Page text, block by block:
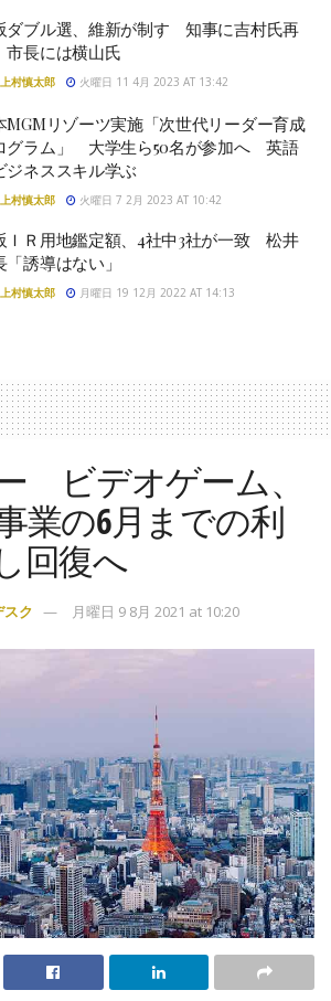
ダブル選、維新が制す 知事に吉村氏再
市長には横山氏
上村慎太郎 火曜日 11 4月 2023 AT 13:42
MGMリゾーツ実施「次世代リーダー育成
グラム」 大学生ら50名が参加へ 英語
ジネススキル学ぶ
上村慎太郎 火曜日 7 2月 2023 AT 10:42
ＩＲ用地鑑定額、4社中3社が一致 松井
「誘導はない」
上村慎太郎 月曜日 19 12月 2022 AT 14:13
ビデオゲーム、
業の6月までの利
回復へ
スク 月曜日 9 8月 2021 at 10:20